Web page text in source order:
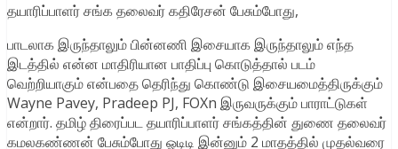
தயாரிப்பாளர் சங்க தலைவர் கதிரேசன் பேசும்போது,
பாடலாக இருந்தாலும் பின்னணி இசையாக இருந்தாலும் எந்த
இடத்தில் என்ன மாதிரியான பாதிப்பு கொடுத்தால் படம்
வெற்றியாகும் என்பதை தெரிந்து கொண்டு இசையமைத்திருக்கும்
Wayne Pavey, Pradeep PJ, FOXn இருவருக்கும் பாராட்டுகள்
என்றார். தமிழ் திரைப்பட தயாரிப்பாளர் சங்கத்தின் துணை தலைவர்
கமலகண்ணன் பேசும்போது ஓடிடி இன்னும் 2 மாதத்தில் முதல்வரை